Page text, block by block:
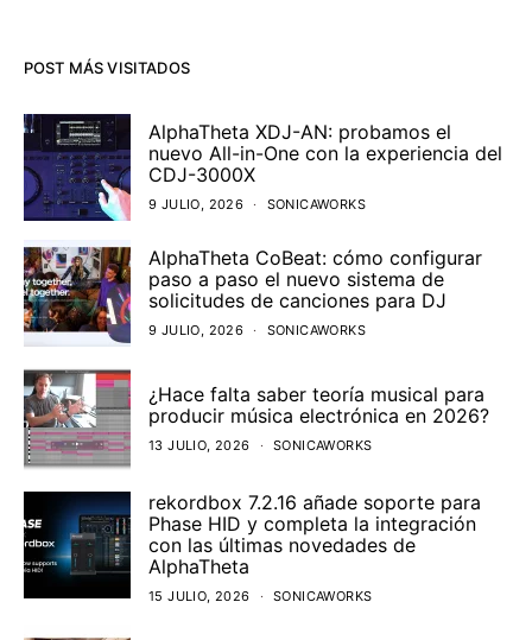
POST MÁS VISITADOS
AlphaTheta XDJ-AN: probamos el
nuevo All-in-One con la experiencia del
CDJ-3000X
9 JULIO, 2026 SONICAWORKS
AlphaTheta CoBeat: cómo configurar
paso a paso el nuevo sistema de
solicitudes de canciones para DJ
9 JULIO, 2026 SONICAWORKS
¿Hace falta saber teoría musical para
producir música electrónica en 2026?
13 JULIO, 2026 SONICAWORKS
rekordbox 7.2.16 añade soporte para
Phase HID y completa la integración
con las últimas novedades de
AlphaTheta
15 JULIO, 2026 SONICAWORKS